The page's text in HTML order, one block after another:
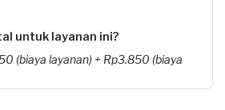
untuk layanan ini?
(biaya layanan) + Rp3.850 (biaya